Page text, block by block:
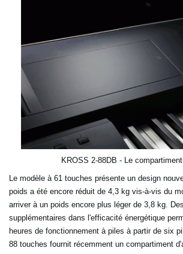
KROSS 2-88DB - Le
Le modèle à 61 touches présente un design
poids a été encore réduit de 4,3 kg vis-à-vis du
arriver à un poids encore plus léger de 3,8 kg.
supplémentaires dans l'efficacité énergétique
heures de fonctionnement à piles à partir de six
88 touches fournit récemment un compartiment